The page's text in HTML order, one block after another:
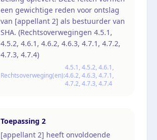
een gewichtige reden voor ontslag
van [appellant 2] als bestuurder van
SHA. (Rechtsoverwegingen 4.5.1,
4.5.2, 4.6.1, 4.6.2, 4.6.3, 4.7.1, 4.7.2,
4.7.3, 4.7.4)
Rechtsoverweging(en):
4.5.1, 4.5.2, 4.6.1,
4.6.2, 4.6.3, 4.7.1,
4.7.2, 4.7.3, 4.7.4
Toepassing 2
[appellant 2] heeft onvoldoende